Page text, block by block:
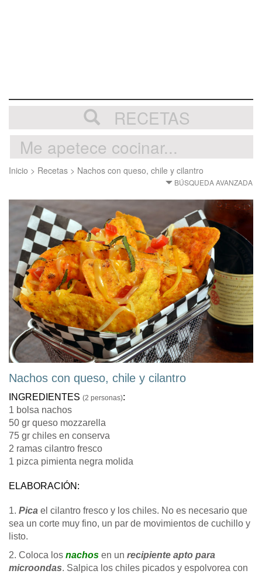
RECETAS
Inicio > Recetas > Nachos con queso, chile y cilantro
BÚSQUEDA AVANZADA
Nachos con queso, chile y cilantro
INGREDIENTES (2 personas):
1 bolsa nachos
50 gr queso mozzarella
75 gr chiles en conserva
2 ramas cilantro fresco
1 pizca pimienta negra molida
ELABORACIÓN:
1. Pica el cilantro fresco y los chiles. No es necesario que
sea un corte muy fino, un par de movimientos de cuchillo y
listo.
2. Coloca los nachos en un recipiente apto para
microondas. Salpica los chiles picados y espolvorea con